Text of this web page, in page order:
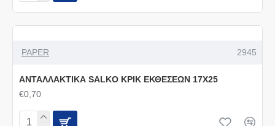
PAPER 2945
ΑΝΤΑΛΛΑΚΤΙΚΑ SALKO ΚΡΙΚ ΕΚΘΕΣΕΩΝ 17Χ25
€0,70